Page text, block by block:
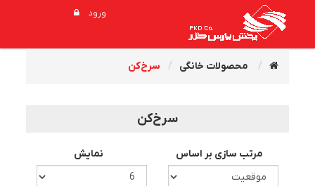
ورود
محصولات خانگی سرخ‌کن
سرخ‌کن
مرتب سازی بر اساس نمایش